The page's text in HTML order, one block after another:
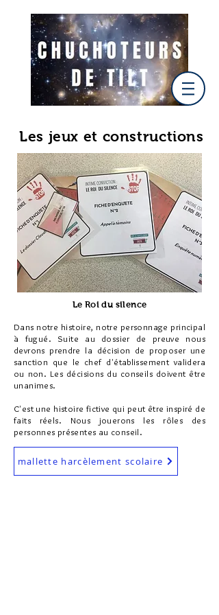
Les jeux et constructions
Le Roi du silence
Dans notre histoire, notre personnage principal
à fugué. Suite au dossier de preuve nous
devrons prendre la décision de proposer une
sanction que le chef d'établissement validera
ou non. Les décisions du conseils doivent être
unanimes.
C'est une histoire fictive qui peut être inspiré de
faits réels. Nous jouerons les rôles des
personnes présentes au conseil.
mallette harcèlement scolaire